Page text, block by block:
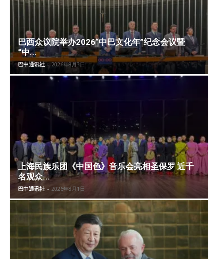
巴西众议院举办2026“中巴文化年”纪念会议暨
“中...
巴中通讯社 - 2026年8月3日
上海民族乐团《中国色》音乐会亮相圣保罗 近千
名观众...
巴中通讯社 - 2026年8月1日